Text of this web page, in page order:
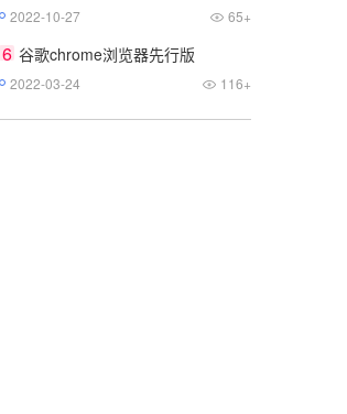
2022-10-27 65+
6 谷歌chrome浏览器先行版
2022-03-24 116+